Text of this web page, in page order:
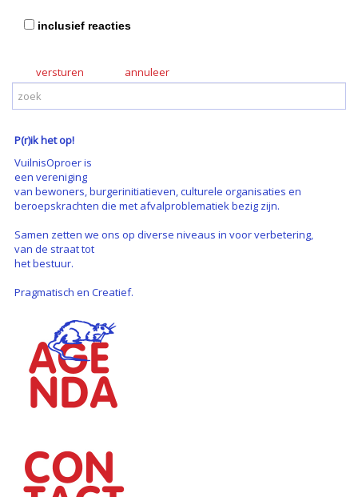
inclusief reacties
versturen
P(r)ik het op!
VuilnisOproer is
een vereniging
van bewoners, burgerinitiatieven, culturele organisaties en
beroepskrachten die met afvalproblematiek bezig zijn.
Samen zetten we ons op diverse niveaus in voor verbetering,
van de straat tot
het bestuur.
Pragmatisch en Creatief.